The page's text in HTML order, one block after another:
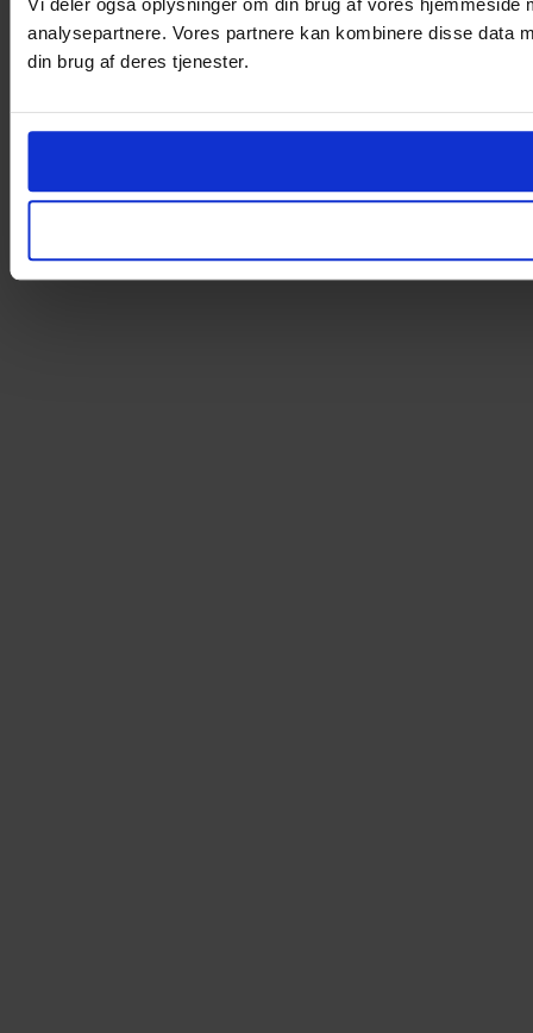
analysepartnere. Vores partnere kan kombinere disse data
din brug af deres tjenester.